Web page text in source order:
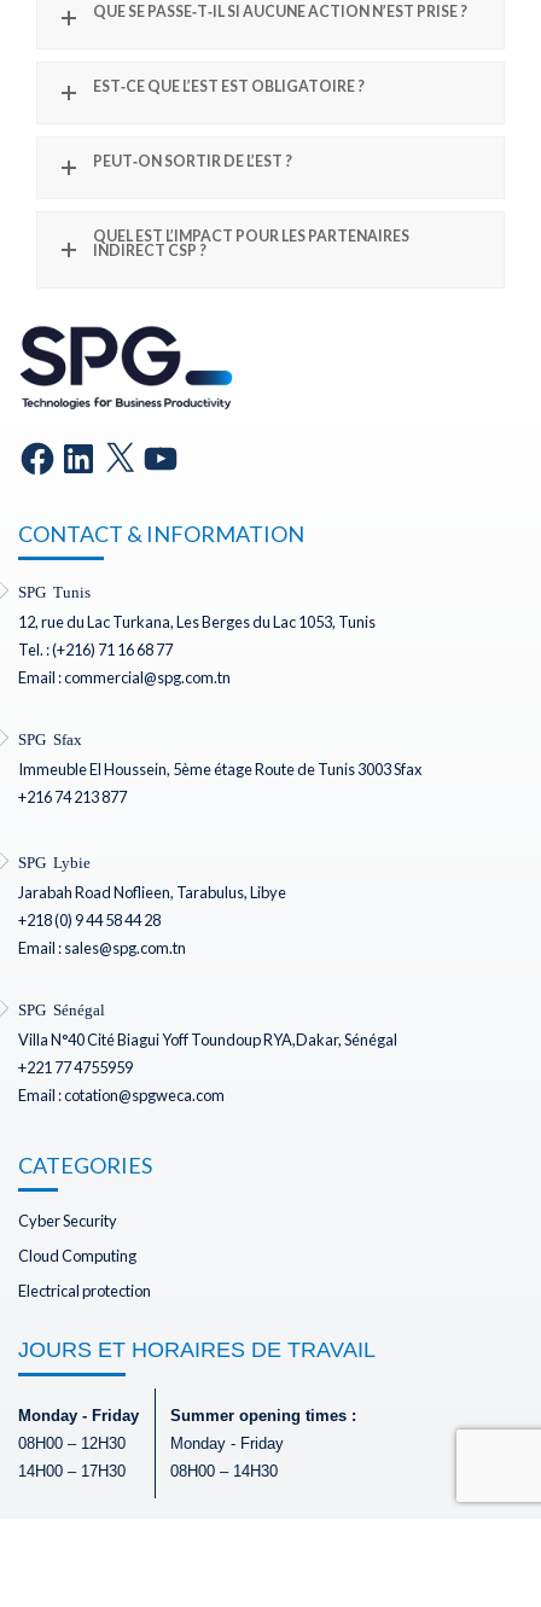
QUE SE PASSE‑T‑IL SI AUCUNE ACTION N’EST PRISE ?
EST‑CE QUE L’EST EST OBLIGATOIRE ?
PEUT‑ON SORTIR DE L’EST ?
QUEL EST L’IMPACT POUR LES PARTENAIRES
INDIRECT CSP ?
CONTACT & INFORMATION
SPG Tunis
12, rue du Lac Turkana, Les Berges du Lac 1053, Tunis
Tel. : (+216) 71 16 68 77
Email : commercial@spg.com.tn
SPG Sfax
Immeuble El Houssein, 5ème étage Route de Tunis 3003 Sfax
+216 74 213 877
SPG Lybie
Jarabah Road Noflieen, Tarabulus, Libye
+218 (0) 9 44 58 44 28
Email : sales@spg.com.tn
SPG Sénégal
Villa N°40 Cité Biagui Yoff Toundoup RYA,Dakar, Sénégal
+221 77 4755959
Email : cotation@spgweca.com
CATEGORIES
Cyber Security
Cloud Computing
Electrical protection
JOURS ET HORAIRES DE TRAVAIL
Monday - Friday
08H00 – 12H30
14H00 – 17H30
Summer opening times :
Monday - Friday
08H00 – 14H30